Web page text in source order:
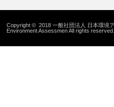
Copyright © 2018 一般社団法人 日本環境
Environment Assessmen All rights reserved.